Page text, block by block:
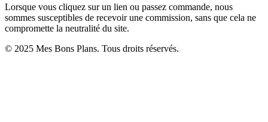
Lorsque vous cliquez sur un lien ou passez commande, nous
sommes susceptibles de recevoir une commission, sans que cela ne
compromette la neutralité du site.
© 2025 Mes Bons Plans. Tous droits réservés.